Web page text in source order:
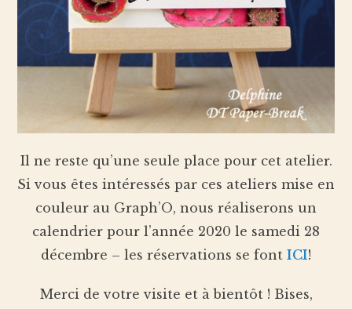
Il ne reste qu’une seule place pour cet atelier.
Si vous êtes intéressés par ces ateliers mise en
couleur au Graph’O, nous réaliserons un
calendrier pour l’année 2020 le samedi 28
décembre – les réservations se font ICI!
Merci de votre visite et à bientôt ! Bises,